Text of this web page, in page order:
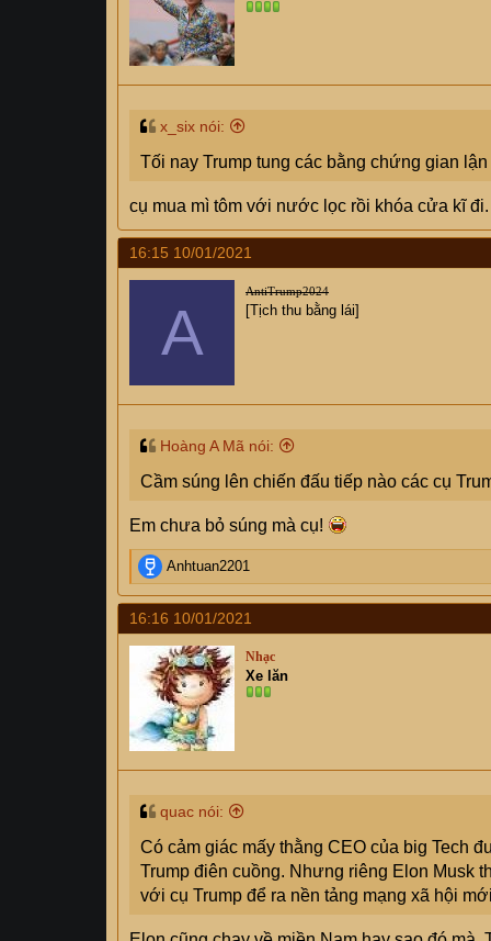
x_six nói:
Tối nay Trump tung các bằng chứng gian
cụ mua mì tôm với nước lọc rồi khóa cửa kĩ
16:15 10/01/2021
A
AntiTrump2024
[Tịch thu bằng lái]
Hoàng A Mã nói:
Cầm súng lên chiến đấu tiếp nào các cụ
Em chưa bỏ súng mà cụ!
R
e
a
c
t
i
o
n
s
:
Anhtuan2201
16:16 10/01/2021
Nhạc
Xe lăn
quac nói:
Có cảm giác mấy thằng CEO của big Tech
Trump điên cuồng. Nhưng riêng Elon Musk
với cụ Trump để ra nền tảng mạng xã hội